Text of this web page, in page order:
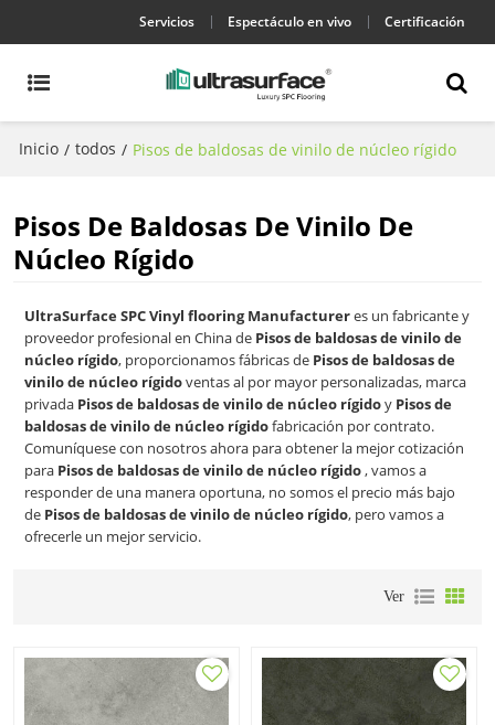
Servicios Espectáculo en vivo Certificación
Inicio / todos / Pisos de baldosas de vinilo de núcleo rígido
Pisos De Baldosas De Vinilo De
Núcleo Rígido
UltraSurface SPC Vinyl flooring Manufactureres un fabricante y
proveedor profesional en China de Pisos de baldosas de vinilo de
núcleo rígido, proporcionamos fábricas de Pisos de baldosas de
vinilo de núcleo rígidoventas al por mayor personalizadas, marca
privada Pisos de baldosas de vinilo de núcleo rígidoy Pisos de
baldosas de vinilo de núcleo rígidofabricación por contrato.
Comuníquese con nosotros ahora para obtener la mejor cotización
para Pisos de baldosas de vinilo de núcleo rígido, vamos a
responder de una manera oportuna, no somos el precio más bajo
de Pisos de baldosas de vinilo de núcleo rígido, pero vamos a
ofrecerle un mejor servicio.
Ver